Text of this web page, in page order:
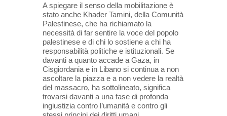
A spiegare il senso della mobilitazione è
stato anche Khader Tamini, della Comunità
Palestinese, che ha richiamato la
necessità di far sentire la voce del popolo
palestinese e di chi lo sostiene a chi ha
responsabilità politiche e istituzionali. Se
davanti a quanto accade a Gaza, in
Cisgiordania e in Libano si continua a non
ascoltare la piazza e a non vedere la realtà
del massacro, ha sottolineato, significa
trovarsi davanti a una fase di profonda
ingiustizia contro l’umanità e contro gli